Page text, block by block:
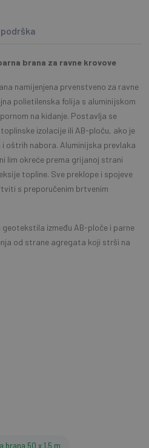
brana za ravne krovove
namijenjena prvenstveno za ravne
polietilenska folija s aluminijskom
na kidanje. Postavlja se
izolacije ili AB-ploču, ako je
oštrih nabora. Aluminijska prevlaka
lim okreće prema grijanoj strani
topline. Sve preklope i spojeve
s preporučenim brtvenim
između AB-ploče i parne
od strane agregata koji strši na
brana 50 x 1,5 m